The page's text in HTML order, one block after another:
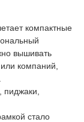
компактные
вышивать
компаний,
стало